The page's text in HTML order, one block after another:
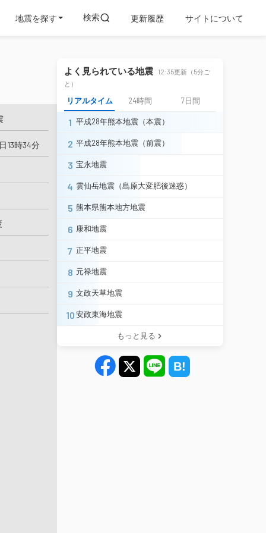
地震を探す 検索 更新履歴 サイトについて
13時34分
よく見られている地震
12:35更新（5分ご
と）
リアルタイム 24時間 7日間
1 平成28年熊本地震（本震）
2 平成28年熊本地震（前震）
3 宝永地震
4 雲仙岳地震（島原大変肥後迷惑）
5 熊本県熊本地方地震
6 康和地震
7 正平地震
8 元禄地震
9 文政天草地震
10安政東海地震
もっと見る